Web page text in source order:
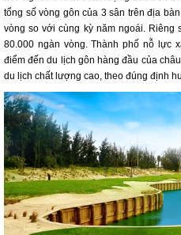
tổng số vòng gôn của 3 sân trên địa
vòng so với cùng kỳ năm ngoái. Riêng
80.000 ngàn vòng. Thành phố nỗ lực
điểm đến du lịch gôn hàng đầu của
du lịch chất lượng cao, theo đúng định